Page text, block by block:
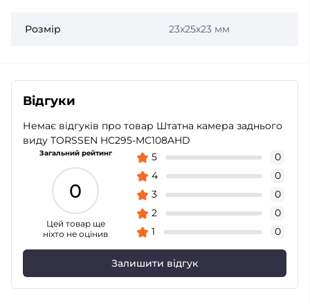
Розмір 23х25х23 мм
Відгуки
Немає відгуків про товар Штатна камера заднього
виду TORSSEN HC295-MC108AHD
Загальний рейтинг
0
Цей товар ще
ніхто не оцінив
5
0
4
0
3
0
2
0
1
0
Залишити відгук